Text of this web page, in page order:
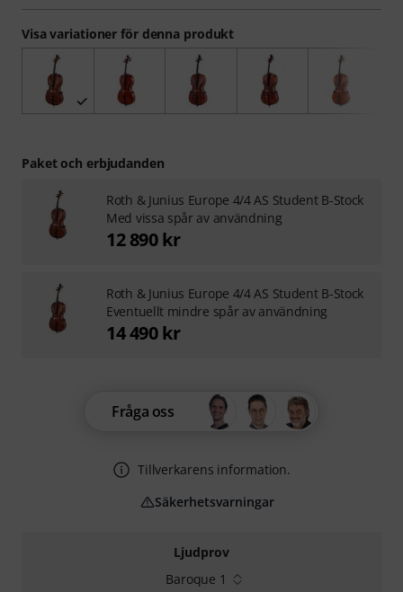
Ljudprov
Baroque 1
Visa variationer för denna produkt
Fråga oss
Tillverkarens information.
Säkerhetsvarningar
Paket och erbjudanden
Roth & Junius Europe 4/4 AS Student B-Stock
Med vissa spår av användning
12 890 kr
Roth & Junius Europe 4/4 AS Student B-Stock
Eventuellt mindre spår av användning
14 490 kr